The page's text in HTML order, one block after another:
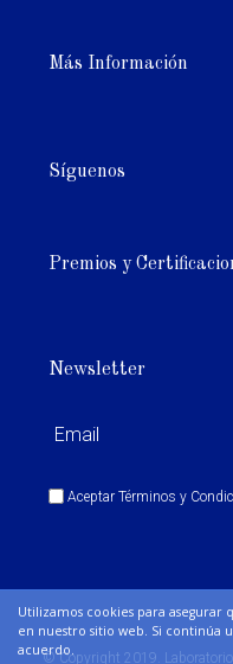
Utilizamos cookies para
en nuestro sitio web. Si continúa
acuerdo.
Más Información
Síguenos
Premios y
Newsletter
AceptarTérminos y
© Copyright 2019.